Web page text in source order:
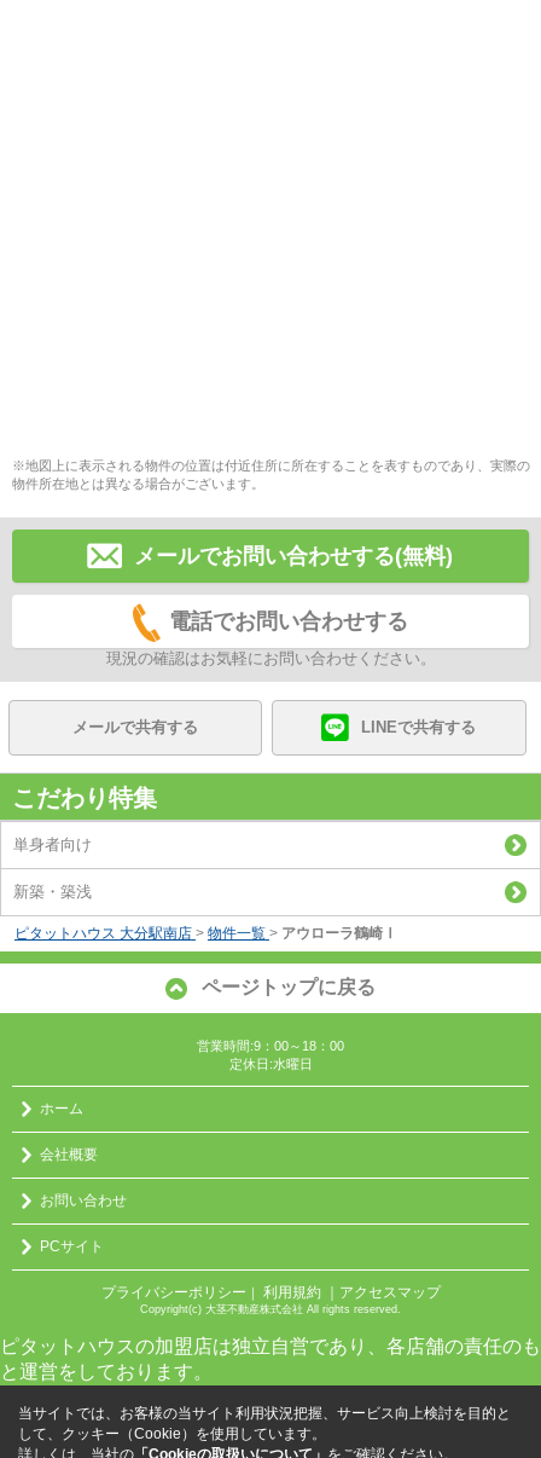
※地図上に表示される物件の位置は付近住所に所在することを表すものであり、実際の
物件所在地とは異なる場合がございます。
メールでお問い合わせする(無料)
電話でお問い合わせする
現況の確認はお気軽にお問い合わせください。
メールで共有する LINEで共有する
こだわり特集
単身者向け
新築・築浅
ピタットハウス 大分駅南店 > 物件一覧 > アウローラ鶴崎Ⅰ
ページトップに戻る
営業時間:9：00～18：00
定休日:水曜日
ホーム
会社概要
お問い合わせ
PCサイト
プライバシーポリシー 利用規約 ｜アクセスマップ
Copyright(c) 大茎不動産株式会社 All rights reserved.
ピタットハウスの加盟店は独立自営であり、各店舗の責任のも
と運営をしております。
当サイトでは、お客様の当サイト利用状況把握、サービス向上検討を目的と
して、クッキー（Cookie）を使用しています。
詳しくは、当社の 「Cookieの取扱いについて」 をご確認ください。